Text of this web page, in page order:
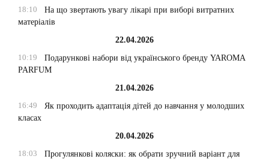
18:10
На що звертають увагу лікарі при виборі витратних
матеріалів
22.04.2026
10:19
Подарункові набори від українського бренду YAROMA
PARFUM
21.04.2026
16:49
Як проходить адаптація дітей до навчання у молодших
класах
20.04.2026
18:03
Прогулянкові коляски: як обрати зручний варіант для